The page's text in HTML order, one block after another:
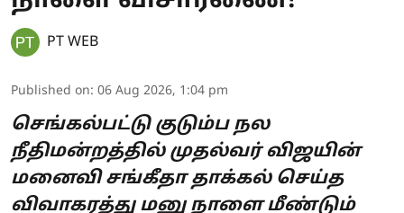
PT WEB
Published on: 06 Aug 2026, 1:04 pm
செங்கல்பட்டு குடும்ப நல
நீதிமன்றத்தில் முதல்வர் விஜயின்
மனைவி சங்கீதா தாக்கல் செய்த
விவாகரத்து மனு நாளை மீண்டும்